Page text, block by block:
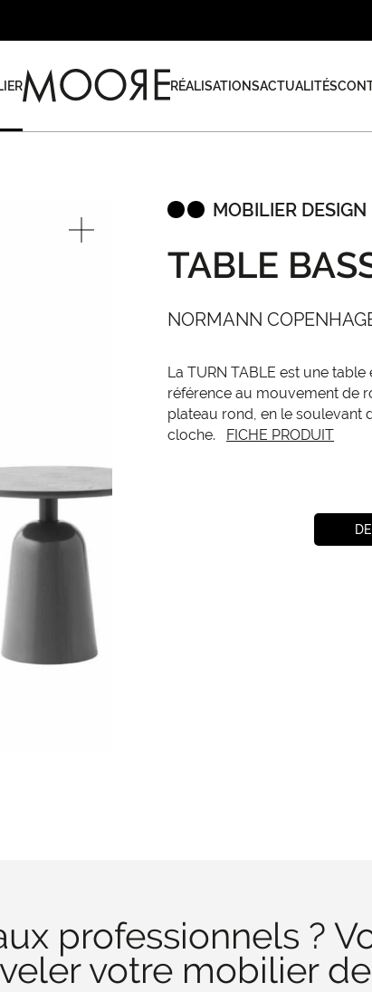
RÉALISATIONSACTUALITÉS
MOBILIER
TABLE
NORMANN
La TURN TABLE est une
référence au mouvement de
plateau rond, en le soulevant
cloche. FICHE PRODUIT
professionnels ?
votre mobilier